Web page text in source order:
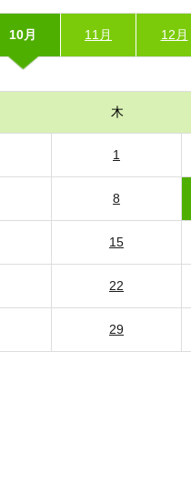
10月 11月 12月
木
1
8
15
22
29